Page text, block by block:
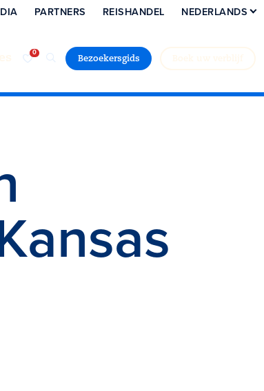
Bezoekersgids
PARTNERS REISHANDEL NEDERLANDS